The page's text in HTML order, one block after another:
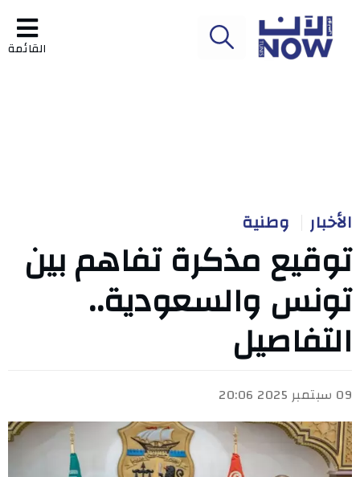
القائمة
الأخبار وطنية
توقيع مذكرة تفاهم بين
تونس والسعودية..
التفاصيل
09 سبتمبر 2025 20:06